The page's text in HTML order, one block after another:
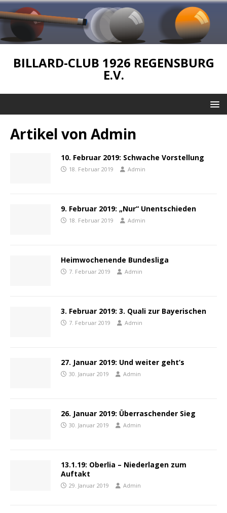
BILLARD-CLUB 1926 REGENSBURG
E.V.
Artikel von Admin
10. Februar 2019: Schwache Vorstellung
18. Februar 2019 Admin
9. Februar 2019: „Nur“ Unentschieden
18. Februar 2019 Admin
Heimwochenende Bundesliga
7. Februar 2019 Admin
3. Februar 2019: 3. Quali zur Bayerischen
7. Februar 2019 Admin
27. Januar 2019: Und weiter geht’s
30. Januar 2019 Admin
26. Januar 2019: Überraschender Sieg
30. Januar 2019 Admin
13.1.19: Oberlia – Niederlagen zum
Auftakt
29. Januar 2019 Admin